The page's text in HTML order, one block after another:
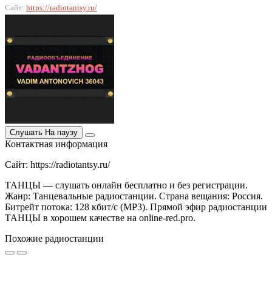
Сайт: https://radiotantsy.ru/
Слушать На паузу
Контактная информация
Сайт: https://radiotantsy.ru/
ТАНЦЫ — слушать онлайн бесплатно и без регистрации.
Жанр: Танцевальные радиостанции. Страна вещания: Россия.
Битрейт потока: 128 кбит/с (MP3). Прямой эфир радиостанции
ТАНЦЫ в хорошем качестве на online-red.pro.
Похожие радиостанции